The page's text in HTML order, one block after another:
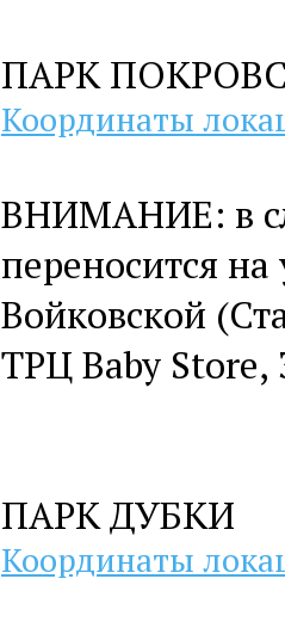
ПАРК
Координаты
ВНИМАНИЕ: в
переносится
Войковской
ТРЦ Baby Store,
ПАРК ДУБКИ
Координаты